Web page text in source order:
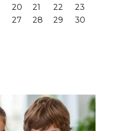
20 21 22
23
27 28 29
30